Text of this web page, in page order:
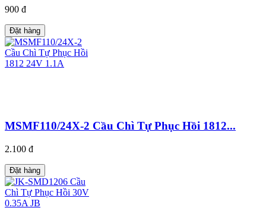
900 đ
Đặt hàng
MSMF110/24X-2 Cầu Chì Tự Phục Hồi 1812...
2.100 đ
Đặt hàng